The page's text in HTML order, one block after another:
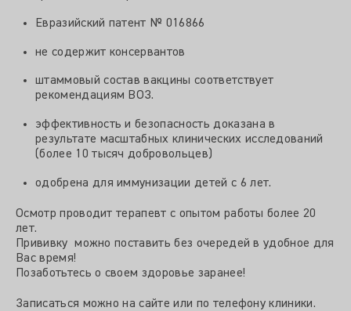
Евразийский патент № 016866
не содержит консервантов
штаммовый состав вакцины соответствует
рекомендациям ВОЗ.
эффективность и безопасность доказана в
результате масштабных клинических исследований
(более 10 тысяч добровольцев)
одобрена для иммунизации детей с 6 лет.
Осмотр проводит терапевт с опытом работы более 20
лет.
Прививку можно поставить без очередей в удобное для
Вас время!
Позаботьтесь о своем здоровье заранее!
Записаться можно на сайте или по телефону клиники.